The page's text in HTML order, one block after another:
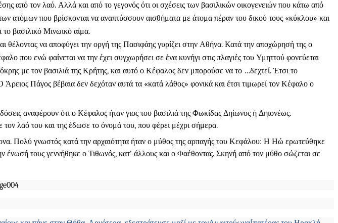
από τον λαό. Αλλά και από το γεγονός ότι οι σχέσεις των βασιλικών οικογενειών που κάτω από
ατόμων που βρίσκονται να αναπτύσσουν αισθήματα με άτομα πέραν του δικού τους «κύκλου» και
βασιλικό Μινωικό αίμα.
να αποφύγει την οργή της Πασιφάης γυρίζει στην Αθήνα. Κατά την αποχώρησή της ο
που ενώ φαίνεται να την έχει συγχωρήσει σε ένα κυνήγι στις πλαγιές του Υμηττού φονεύεται
με τον βασιλιά της Κρήτης, και αυτό ο Κέφαλος δεν μπορούσε να το …δεχτεί. Έτσι το
Πάγος βέβαια δεν δεχόταν αυτά τα «κατά λάθος» φονικά και έτσι τιμωρεί τον Κέφαλο ο
αναφέρουν ότι ο Κέφαλος ήταν γιος του βασιλιά της Φωκίδας Δηίωνος ή Δηιονέως.
λαό του και της έδωσε το όνομά του, που φέρει μέχρι σήμερα.
Πολύ γνωστός κατά την αρχαιότητα ήταν ο μύθος της αρπαγής του Κεφάλου: Η Ηώ ερωτεύθηκε
τους γεννήθηκε ο Τιθωνός, κατ' άλλους και ο Φαέθοντας. Σκηνή από τον μύθο σώζεται σε